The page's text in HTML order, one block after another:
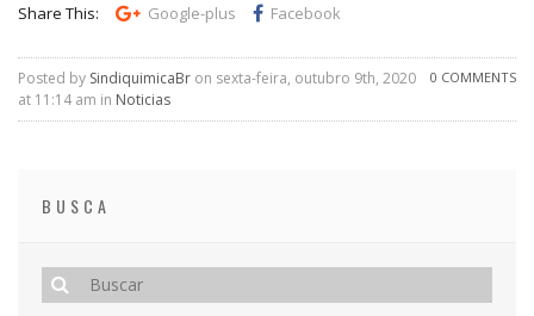
Share This: Google-plus Facebook
0 COMMENTS
Posted by SindiquimicaBr on sexta-feira, outubro 9th, 2020
at 11:14 am in Noticias
BUSCA